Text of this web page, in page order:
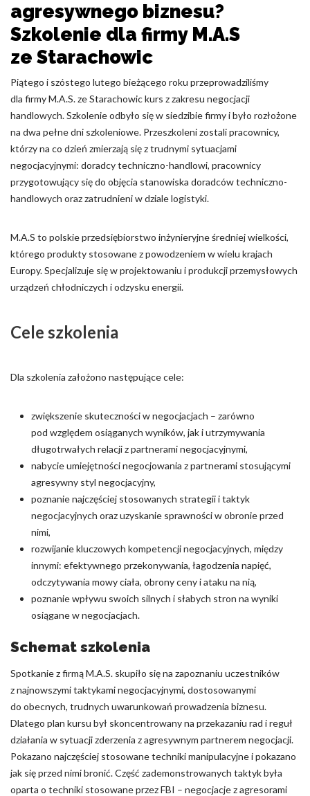
agresywnego biznesu?
Szkolenie dla firmy M.A.S
ze Starachowic
Piątego i szóstego lutego bieżącego roku przeprowadziliśmy
dla firmy M.A.S. ze Starachowic kurs z zakresu negocjacji
handlowych. Szkolenie odbyło się w siedzibie firmy i było rozłożone
na dwa pełne dni szkoleniowe. Przeszkoleni zostali pracownicy,
którzy na co dzień zmierzają się z trudnymi sytuacjami
negocjacyjnymi: doradcy techniczno-handlowi, pracownicy
przygotowujący się do objęcia stanowiska doradców techniczno-
handlowych oraz zatrudnieni w dziale logistyki.
M.A.S to polskie przedsiębiorstwo inżynieryjne średniej wielkości,
którego produkty stosowane z powodzeniem w wielu krajach
Europy. Specjalizuje się w projektowaniu i produkcji przemysłowych
urządzeń chłodniczych i odzysku energii.
Cele szkolenia
Dla szkolenia założono następujące cele:
zwiększenie skuteczności w negocjacjach – zarówno
pod względem osiąganych wyników, jak i utrzymywania
długotrwałych relacji z partnerami negocjacyjnymi,
nabycie umiejętności negocjowania z partnerami stosującymi
agresywny styl negocjacyjny,
poznanie najczęściej stosowanych strategii i taktyk
negocjacyjnych oraz uzyskanie sprawności w obronie przed
nimi,
rozwijanie kluczowych kompetencji negocjacyjnych, między
innymi: efektywnego przekonywania, łagodzenia napięć,
odczytywania mowy ciała, obrony ceny i ataku na nią,
poznanie wpływu swoich silnych i słabych stron na wyniki
osiągane w negocjacjach.
Schemat szkolenia
Spotkanie z firmą M.A.S. skupiło się na zapoznaniu uczestników
z najnowszymi taktykami negocjacyjnymi, dostosowanymi
do obecnych, trudnych uwarunkowań prowadzenia biznesu.
Dlatego plan kursu był skoncentrowany na przekazaniu rad i reguł
działania w sytuacji zderzenia z agresywnym partnerem negocjacji.
Pokazano najczęściej stosowane techniki manipulacyjne i pokazano
jak się przed nimi bronić. Część zademonstrowanych taktyk była
oparta o techniki stosowane przez FBI – negocjacje z agresorami
Odrzuć
Zapisz moje preferencje